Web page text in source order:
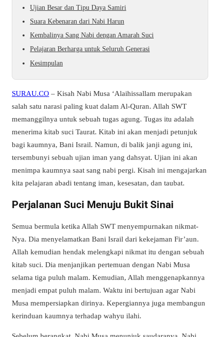
Ujian Besar dan Tipu Daya Samiri
Suara Kebenaran dari Nabi Harun
Kembalinya Sang Nabi dengan Amarah Suci
Pelajaran Berharga untuk Seluruh Generasi
Kesimpulan
SURAU.CO – Kisah Nabi Musa ‘Alaihissallam merupakan
salah satu narasi paling kuat dalam Al-Quran. Allah SWT
memanggilnya untuk sebuah tugas agung. Tugas itu adalah
menerima kitab suci Taurat. Kitab ini akan menjadi petunjuk
bagi kaumnya, Bani Israil. Namun, di balik janji agung ini,
tersembunyi sebuah ujian iman yang dahsyat. Ujian ini akan
menimpa kaumnya saat sang nabi pergi. Kisah ini mengajarkan
kita pelajaran abadi tentang iman, kesesatan, dan taubat.
Perjalanan Suci Menuju Bukit Sinai
Semua bermula ketika Allah SWT menyempurnakan nikmat-
Nya. Dia menyelamatkan Bani Israil dari kekejaman Fir’aun.
Allah kemudian hendak melengkapi nikmat itu dengan sebuah
kitab suci. Dia menjanjikan pertemuan dengan Nabi Musa
selama tiga puluh malam. Kemudian, Allah menggenapkannya
menjadi empat puluh malam. Waktu ini bertujuan agar Nabi
Musa mempersiapkan dirinya. Kepergiannya juga membangun
kerinduan kaumnya terhadap wahyu ilahi.